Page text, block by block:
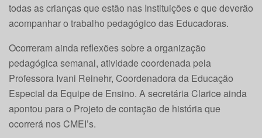
todas as crianças que estão nas Instituições e que deverão
acompanhar o trabalho pedagógico das Educadoras.
Ocorreram ainda reflexões sobre a organização
pedagógica semanal, atividade coordenada pela
Professora Ivani Reinehr, Coordenadora da Educação
Especial da Equipe de Ensino. A secretária Clarice ainda
apontou para o Projeto de contação de história que
ocorrerá nos CMEI’s.